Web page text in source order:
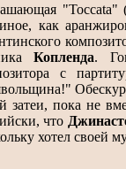
"Toccata"
как
Копленда.
с
затеи, пока не
что
хотел своей